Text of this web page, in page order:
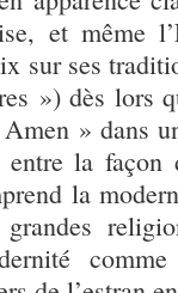
et même
sur ses
») dès lors
» dans
la façon
la